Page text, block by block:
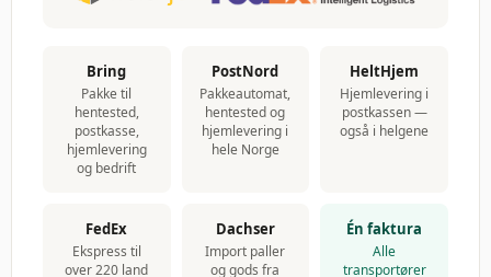
Bring
Pakke til
hentested,
postkasse,
hjemlevering
og bedrift
PostNord
Pakkeautomat,
hentested og
hjemlevering i
hele Norge
HeltHjem
Hjemlevering i
postkassen —
også i helgene
FedEx
Ekspress til
over 220 land
Dachser
Import paller
og gods fra
Én faktura
Alle
transportører